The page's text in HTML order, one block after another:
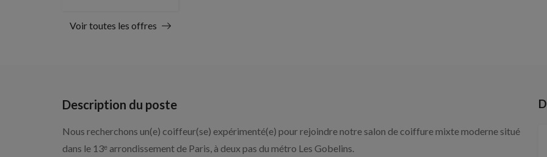
Voir toutes les offres
Description du poste
Nous recherchons un(e) coiffeur(se) expérimenté(e) pour rejoindre notre salon de coiffure mixte moderne situé
dans le 13ᵉ arrondissement de Paris, à deux pas du métro Les Gobelins.